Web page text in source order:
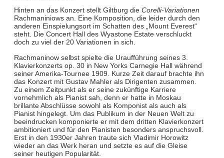
Hinten an das Konzert stellt Giltburg die Corelli-Variationen
Rachmaniniows an. Eine Komposition, die leider durch den
anderen Einspielungsort im Schatten des „Mount Everest“
steht. Die Concert Hall des Wyastone Estate verschluckt
doch zu viel der 20 Variationen in sich.
Rachmaninow selbst spielte die Uraufführung seines 3.
Klavierkonzerts op. 30 in New Yorks Carnegie Hall während
seiner Amerika-Tournee 1909. Kurze Zeit darauf brachte ihn
das Konzert mit Gustav Mahler als Dirigenten zusammen.
Zu einem Zeitpunkt als er seine zukünftige Karriere
vornehmlich als Pianist sah, denn er hatte in Moskau
brillante Abschlüsse sowohl als Komponist als auch als
Pianist hingelegt. Um das Publikum in der Neuen Welt zu
beeindrucken komponierte er mit dem dritten Klavierkonzert
ambitioniert und für den Pianisten besonders anspruchsvoll.
Erst in den 1930er Jahren traute sich Vladimir Horowitz
wieder an das Werk heran und setzte es auf die Gleise
seiner heutigen Popularität.